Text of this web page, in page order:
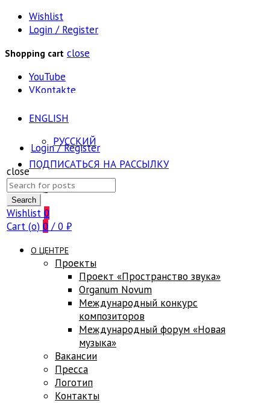
Wishlist
Login / Register
Shopping cart close
YouTube
VKontakte
ENGLISH
РУССКИЙ
ПОДПИСАТЬСЯ НА РАССЫЛКУ
FAQ
Login / Register
close
Search
for:
Search
Wishlist 0
Cart (o) 0 / 0 ₽
О ЦЕНТРЕ
Проекты
Проект «Пространство звука»
Оrganum Novum
Международный конкурс
композиторов
Международный форум «Новая
музыка»
Вакансии
Пресса
Логотип
Контакты